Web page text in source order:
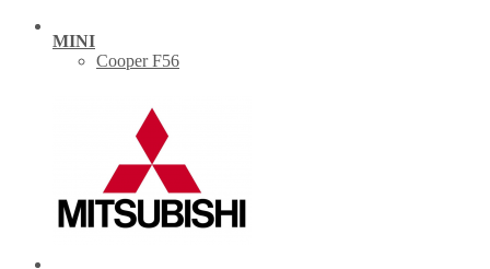
MINI
Cooper F56